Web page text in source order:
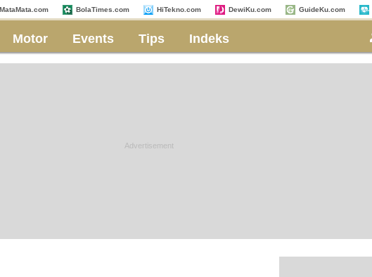
MataMata.com BolaTimes.com HiTekno.com DewiKu.com GuideKu.com
Motor Events Tips Indeks